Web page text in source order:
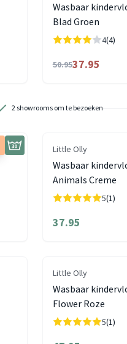
Wasbaar
Blad Groen
4(4)
50.9537.95
2 showrooms om te bezoeken
Little Olly
Wasbaar
Animals Creme
5(1)
37.95
Little Olly
Wasbaar
Flower Roze
5(1)